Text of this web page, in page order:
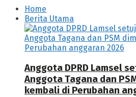
Home
Berita Utama
Anggota DPRD Lamsel
Anggota Tagana dan
kembali di Perubahan